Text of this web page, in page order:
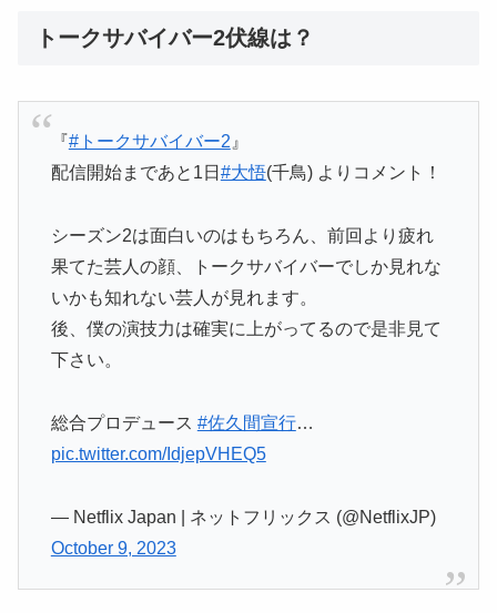
トークサバイバー2伏線は？
『 #トークサバイバー2』
配信開始まであと1日 #大悟(千鳥) よりコメント！
️シーズン2は面白いのはもちろん、前回より疲れ
果てた芸人の顔、トークサバイバーでしか見れな
いかも知れない芸人が見れます。
後、僕の演技力は確実に上がってるので是非見て
下さい。
総合プロデュース #佐久間宣行…
pic.twitter.com/IdjepVHEQ5
— Netflix Japan | ネットフリックス (@NetflixJP)
October 9, 2023